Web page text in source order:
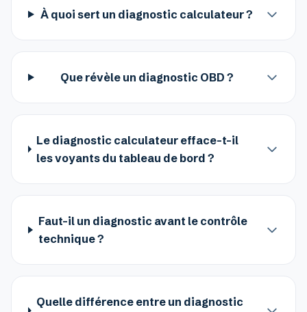
À quoi sert un diagnostic calculateur ?
Que révèle un diagnostic OBD ?
Le diagnostic calculateur efface-t-il
les voyants du tableau de bord ?
Faut-il un diagnostic avant le contrôle
technique ?
Quelle différence entre un diagnostic